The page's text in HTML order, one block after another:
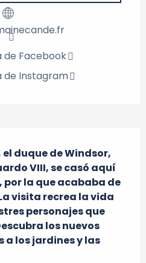
de Facebook
de Instagram
el duque de Windsor,
VIII, se casó aquí
por la que acababa de
visita recrea la vida
personajes que
los nuevos
a los jardines y las